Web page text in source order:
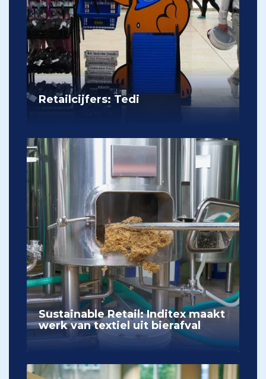
Retailcijfers: Tedi
Sustainable Retail: Inditex maakt
werk van textiel uit bierafval